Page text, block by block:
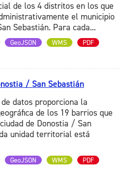
de los 4 distritos en los que
el municipio
Sebastián. Para cada...
GeoJSON WMS
PDF
/ San Sebastián
datos proporciona la
de los 19 barrios que
de Donostia / San
unidad territorial está
GeoJSON WMS
PDF